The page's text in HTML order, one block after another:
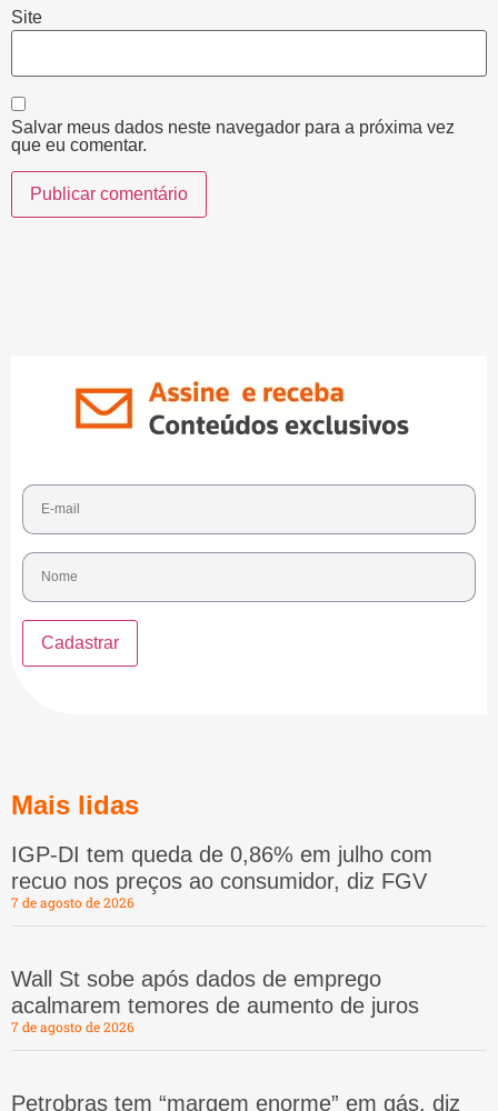
Site
Salvar meus dados neste navegador para a próxima vez
que eu comentar.
Mais lidas
IGP-DI tem queda de 0,86% em julho com
recuo nos preços ao consumidor, diz FGV
7 de agosto de 2026
Wall St sobe após dados de emprego
acalmarem temores de aumento de juros
7 de agosto de 2026
Petrobras tem “margem enorme” em gás, diz